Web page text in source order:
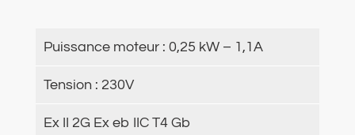
Puissance moteur : 0,25 kW – 1,1A
Tension : 230V
Ex II 2G Ex eb IIC T4 Gb